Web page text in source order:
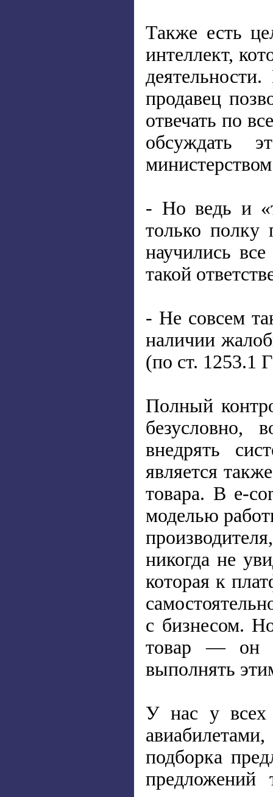
Также есть
интеллект,
продавец
отвечать по
обсуждать
- Но ведь и
только полку
научились
такой
- Не совсем
наличии
(по ст. 1253.1
Полный
безусловно,
внедрять
является
товара. В e-
моделью
никогда не
которая к
с бизнесом.
товар — он
выполнять
У нас у всех
подборка
предложений